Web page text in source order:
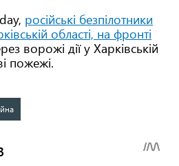
російські безпілотники
області, на фронті
ворожі дії у Харківській
пожежі.